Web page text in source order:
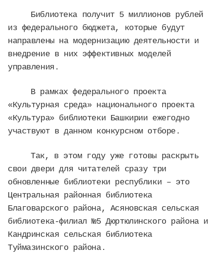
Библиотека получит 5 миллионов рублей
из федерального бюджета, которые будут
направлены на модернизацию деятельности и
внедрение в них эффективных моделей
управления.
В рамках федерального проекта
«Культурная среда» национального проекта
«Культура» библиотеки Башкирии ежегодно
участвуют в данном конкурсном отборе.
Так, в этом году уже готовы раскрыть
свои двери для читателей сразу три
обновленные библиотеки республики – это
Центральная районная библиотека
Благоварского района, Асяновская сельская
библиотека-филиал №5 Дюртюлинского района и
Кандринская сельская библиотека
Туймазинского района.